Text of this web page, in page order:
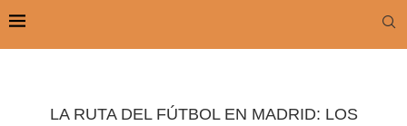
LA RUTA DEL FÚTBOL EN MADRID: LOS